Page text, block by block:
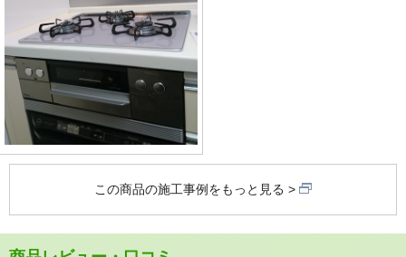
この商品の施工事例をもっと見る